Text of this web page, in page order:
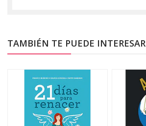
TAMBIÉN TE PUEDE INTERESAR